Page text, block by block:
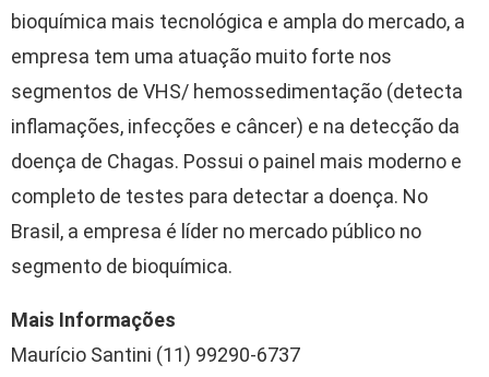
bioquímica mais tecnológica e ampla do mercado, a
empresa tem uma atuação muito forte nos
segmentos de VHS/ hemossedimentação (detecta
inflamações, infecções e câncer) e na detecção da
doença de Chagas. Possui o painel mais moderno e
completo de testes para detectar a doença. No
Brasil, a empresa é líder no mercado público no
segmento de bioquímica.
Mais Informações
Maurício Santini (11) 99290-6737